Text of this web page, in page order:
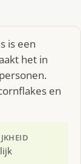
is een
het in
en